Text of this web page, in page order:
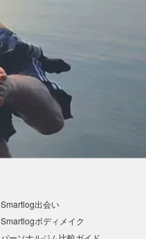
Smartlog出会い
Smartlogボディメイク